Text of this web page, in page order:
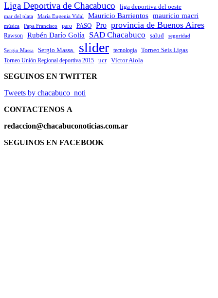
Liga Deportiva de Chacabuco liga deportiva del oeste
mar del plata María Eugenia Vidal Mauricio Barrientos mauricio macri
música Papa Francisco paro PASO Pro provincia de Buenos Aires
Rawson Rubén Darío Golía SAD Chacabuco salud seguridad
Sergio Massa Sergio Massa. slider tecnología Torneo Seis Ligas
Torneo Unión Regional deportiva 2015 ucr Víctor Aiola
SEGUINOS EN TWITTER
Tweets by chacabuco_noti
CONTACTENOS A
redaccion@chacabuconoticias.com.ar
SEGUINOS EN FACEBOOK